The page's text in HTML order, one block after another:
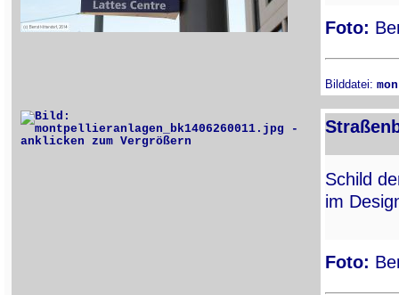
Foto:
Bilddatei:
Schild
im
Foto: